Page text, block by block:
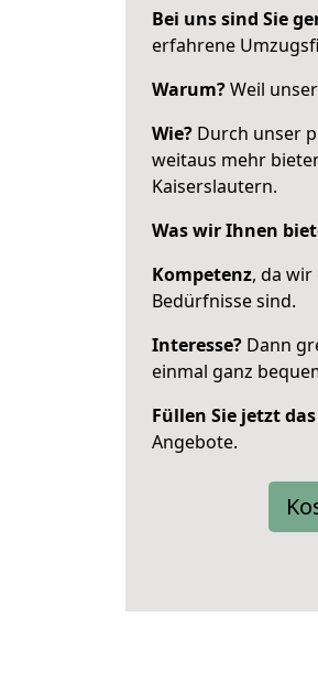
Bei uns sind Sie
erfahrene
Warum?Weil
Wie? Durch unser
weitaus mehr
Kaiserslautern.
Was wir Ihnen
Kompetenz, da
Bedürfnisse sind.
Interesse? Dann
einmal ganz
Füllen Sie jetzt
Angebote.